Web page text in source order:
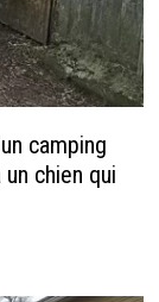
camping
chien qui